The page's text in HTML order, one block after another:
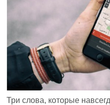
Три слова, которые